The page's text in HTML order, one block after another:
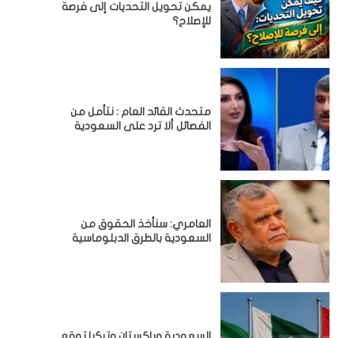
يمكن تحويل التحديات إلى فرصة
للإصلاح؟
متحدث القائد العام : نتأمل من
الفصائل ألا ترد على السعودية
العامري: سنأخذ الحقوق من
السعودية بالطرق الدبلوماسية